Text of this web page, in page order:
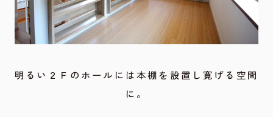
明るい２Ｆのホールには本棚を設置し寛げる空間
に。